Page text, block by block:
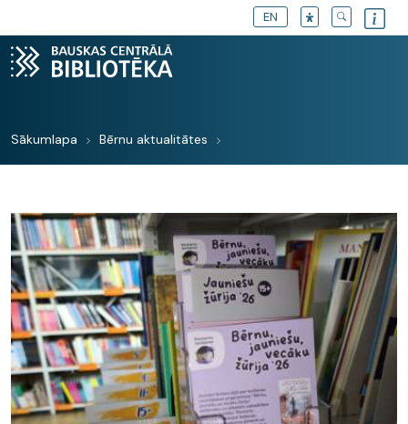
EN
Sākumlapa Bērnu aktualitātes